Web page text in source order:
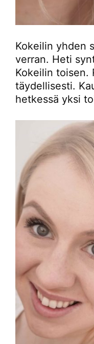
Kokeilin yhden
verran. Heti
Kokeilin toisen.
täydellisesti.
hetkessä yksi